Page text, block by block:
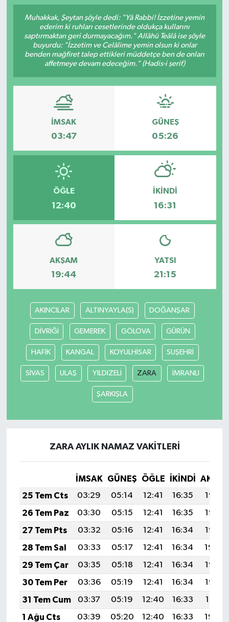
Muhakkak, Şeytan şöyle dedi: "Yâ Rabbi! İzzetine yemin
ederim ki ruhları cesetlerinde oldukça kullarını
saptırmaktan geri durmayacağım." Allâhü Teâlâ ise şöyle
buyurdu: "İzzetim ve Celâlime yemin olsun ki onlar
benden mağfiret talep ettikleri müddetçe ben de onları
affetmeye devam edeceğim." (Hadis-i şerif)
İMSAK
03:47
GÜNEŞ
05:26
ÖĞLE
12:40
İKINDI
16:31
AKŞAM
19:44
YATSI
21:15
AKINCILAR ALTINYAYLA(S) DOĞANŞAR
DİVRİĞİ GEMEREK GÖLOVA GÜRÜN
HAFİK KANGAL KOYULHİSAR SUŞEHRİ
SİVAS ULAŞ YILDIZELİ ZARA İMRANLI
ŞARKIŞLA
ZARA AYLIK NAMAZ VAKITLERI
İMSAK GÜNEŞ ÖĞLE İKINDI
25 Tem Cts
03:29 05:14 12:41 16:35
19:57
26 Tem Paz
03:30 05:15 12:41 16:35
19:56
27 Tem Pts
03:32 05:16 12:41 16:34
19:55
28 Tem Sal
03:33 05:17 12:41 16:34
19:54
29 Tem Çar
03:35 05:18 12:41 16:34
19:53
30 Tem Per
03:36 05:19 12:41 16:34
19:52
31 Tem Cum
03:37 05:19 12:40 16:33
19:51
1 Ağu Cts
03:39 05:20 12:40 16:33
19:50